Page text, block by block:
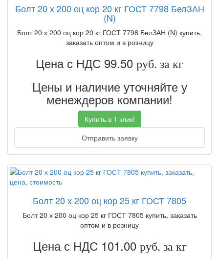
Болт 20 х 200 оц кор 20 кг ГОСТ 7798 БелЗАН
(N)
Болт 20 х 200 оц кор 20 кг ГОСТ 7798 БелЗАН (N) купить,
заказать оптом и в розницу
Цена с НДС 99.50 руб. за кг
Цены и наличие уточняйте у
менеждеров компании!
Купить в 1 клик!
Отправить заявку
Болт 20 х 200 оц кор 25 кг ГОСТ 7805
Болт 20 х 200 оц кор 25 кг ГОСТ 7805 купить, заказать
оптом и в розницу
Цена с НДС 101.00 руб. за кг